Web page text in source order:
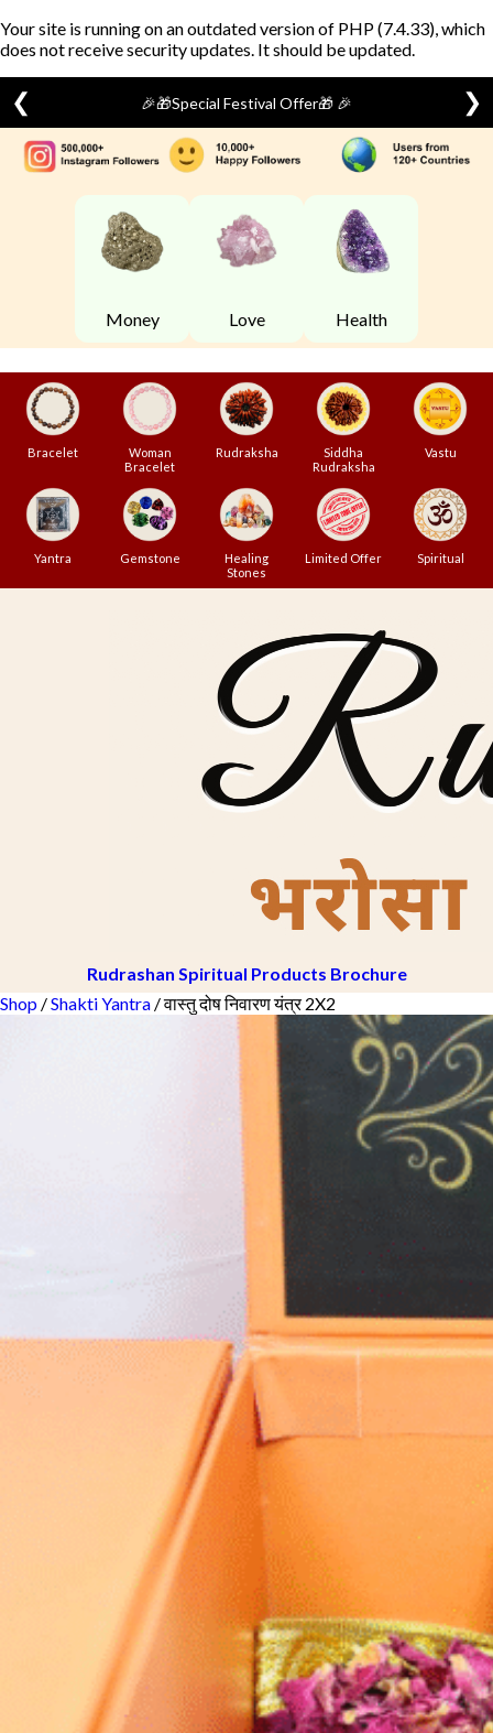
Your site is running on an outdated version of PHP (7.4.33), which
does not receive security updates. It should be updated.
❮ 🎉🎁Special Festival Offer🎁 🎉 ❯
Skip
content
Money Love Health
Bracelet
Woman
Bracelet
Rudraksha
Siddha
Rudraksha
Vastu
Yantra Gemstone
Healing
Stones
Limited Offer Spiritual
Rudrashan Spiritual Products Brochure
Shop /Shakti Yantra / वास्तु दोष निवारण यंत्र 2X2